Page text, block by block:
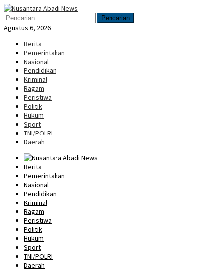
Loncat
ke
konten
Menu
Mobile
Pencarian
Agustus 6, 2026
Berita
Pemerintahan
Nasional
Pendidikan
Kriminal
Ragam
Peristiwa
Politik
Hukum
Sport
TNI/POLRI
Daerah
Berita
Pemerintahan
Nasional
Pendidikan
Kriminal
Ragam
Peristiwa
Politik
Hukum
Sport
TNI/POLRI
Daerah